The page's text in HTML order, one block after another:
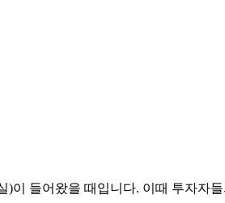
들어왔을 때입니다. 이때 투자자